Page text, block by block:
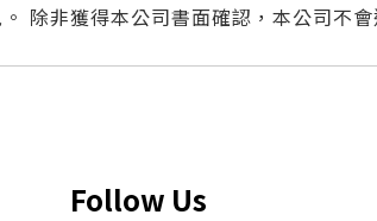
除非獲得本公司書面確認，本公司不
Follow Us